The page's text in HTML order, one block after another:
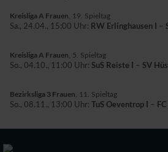
Kreisliga A Frauen , 19. Spieltag
Sa., 24.04., 15:00 Uhr: RW Erlinghausen I –
Kreisliga A Frauen , 5. Spieltag
So., 04.10., 11:00 Uhr: SuS Reiste I – SV
Bezirksliga 3 Frauen , 11. Spieltag
So., 08.11., 13:00 Uhr: TuS Oeventrop I –